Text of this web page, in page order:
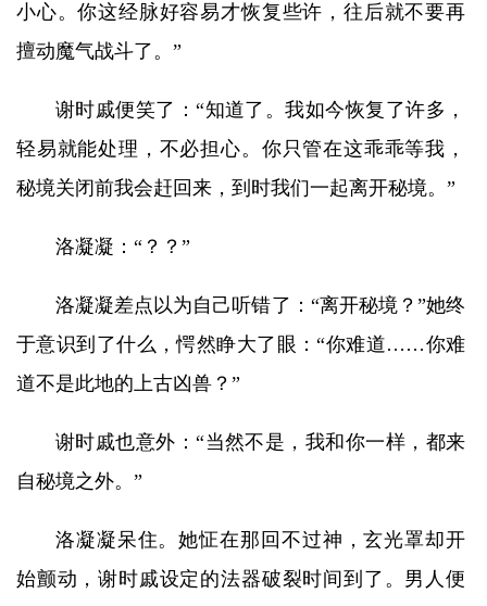
小心。你这经脉好容易才恢复些许，往后就不要再
擅动魔气战斗了。”
谢时戚便笑了：“知道了。我如今恢复了许多，
轻易就能处理，不必担心。你只管在这乖乖等我，
秘境关闭前我会赶回来，到时我们一起离开秘境。”
洛凝凝：“？？”
洛凝凝差点以为自己听错了：“离开秘境？”她终
于意识到了什么，愕然睁大了眼：“你难道……你难
道不是此地的上古凶兽？”
谢时戚也意外：“当然不是，我和你一样，都来
自秘境之外。”
洛凝凝呆住。她怔在那回不过神，玄光罩却开
始颤动，谢时戚设定的法器破裂时间到了。男人便